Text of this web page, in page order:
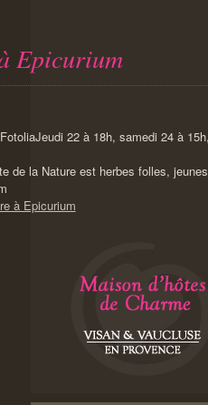
Epicurium
Jeudi 22 à 18h, samedi 24 à
de la Nature est herbes folles,
à Epicurium